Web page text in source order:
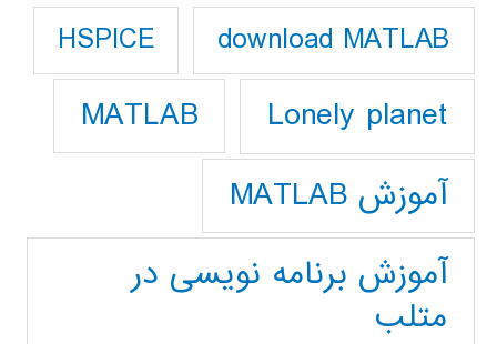
download MATLAB
HSPICE
Lonely planet
MATLAB
آموزش MATLAB
آموزش برنامه نویسی در
متلب